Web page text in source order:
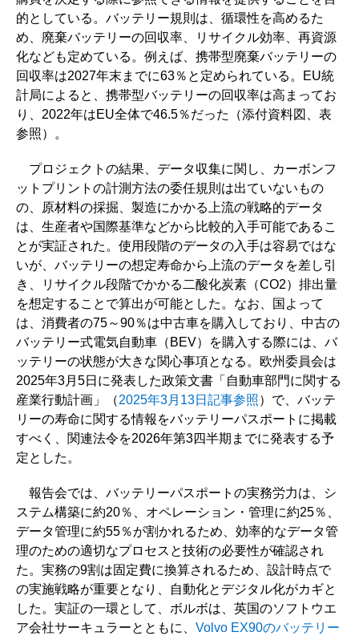
的としている。バッテリー規則は、循環性を高めるた
め、廃棄バッテリーの回収率、リサイクル効率、再資源
化なども定めている。例えば、携帯型廃棄バッテリーの
回収率は2027年末までに63％と定められている。EU統
計局によると、携帯型バッテリーの回収率は高まってお
り、2022年はEU全体で46.5％だった（添付資料図、表
参照）。
プロジェクトの結果、データ収集に関し、カーボンフ
ットプリントの計測方法の委任規則は出ていないもの
の、原材料の採掘、製造にかかる上流の戦略的データ
は、生産者や国際基準などから比較的入手可能であるこ
とが実証された。使用段階のデータの入手は容易ではな
いが、バッテリーの想定寿命から上流のデータを差し引
き、リサイクル段階でかかる二酸化炭素（CO2）排出量
を想定することで算出が可能とした。なお、国よって
は、消費者の75～90％は中古車を購入しており、中古の
バッテリー式電気自動車（BEV）を購入する際には、バ
ッテリーの状態が大きな関心事項となる。欧州委員会は
2025年3月5日に発表した政策文書「自動車部門に関する
産業行動計画」（2025年3月13日記事参照）で、バッテ
リーの寿命に関する情報をバッテリーパスポートに掲載
すべく、関連法令を2026年第3四半期までに発表する予
定とした。
報告会では、バッテリーパスポートの実務労力は、シ
ステム構築に約20％、オペレーション・管理に約25％、
データ管理に約55％が割かれるため、効率的なデータ管
理のための適切なプロセスと技術の必要性が確認され
た。実務の9割は固定費に換算されるため、設計時点で
の実施戦略が重要となり、自動化とデジタル化がカギと
した。実証の一環として、ボルボは、英国のソフトウエ
ア会社サーキュラーとともに、 Volvo EX90のバッテリー